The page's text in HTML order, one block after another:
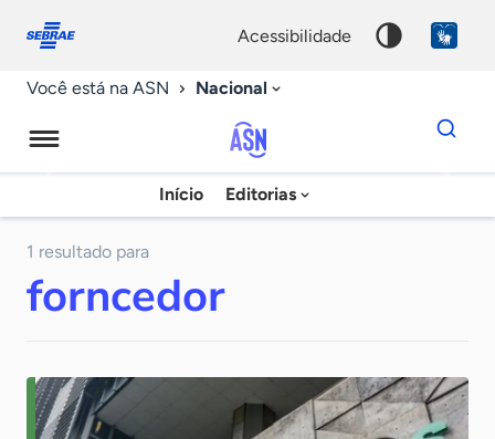
conosco
acessibilidade
Você está na ASN Nacional
Agência
Sebrae
Início Editorias
Dados
para
chave
1 resultado para
forncedor